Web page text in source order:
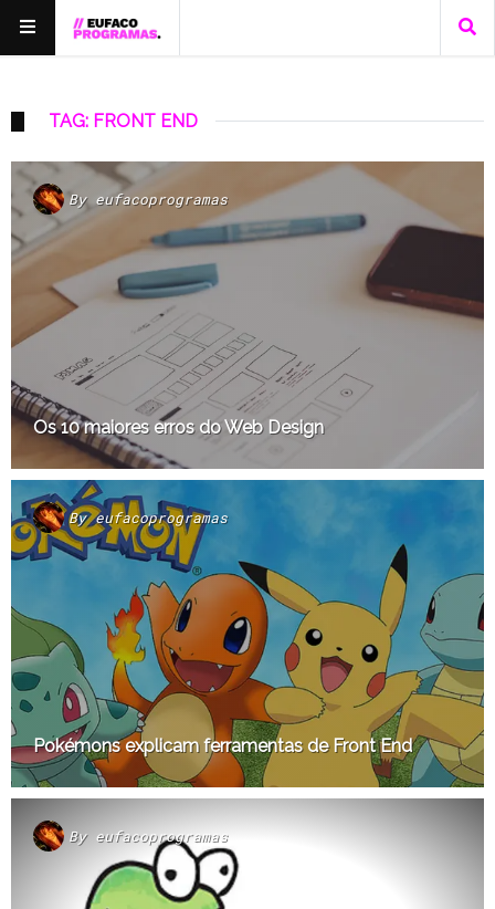
TAG: FRONT END
By eufacoprogramas
Os 10 maiores erros do Web Design
Byeufacoprogramas
Pokémons explicam ferramentas de Front End
By eufacoprogramas